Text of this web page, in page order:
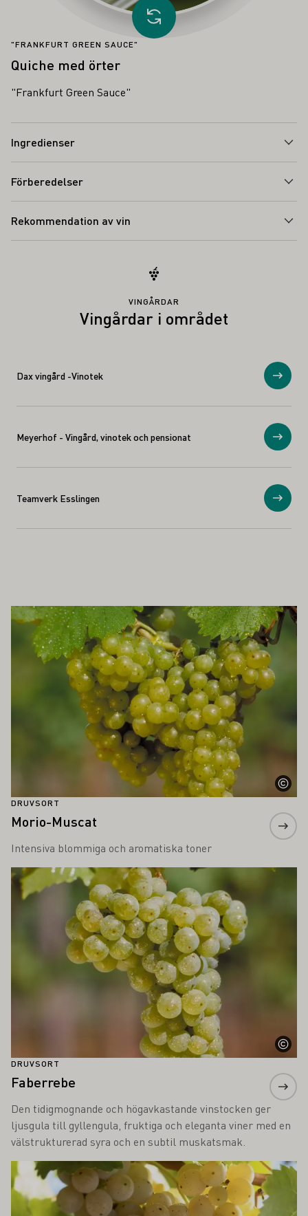
"FRANKFURT GREEN SAUCE"
Quiche med örter
"Frankfurt Green Sauce"
Ingredienser
Förberedelser
Rekommendation av vin
Ladda annat recept
VINGÅRDAR
Vingårdar i området
Dax vingård -Vinotek Visa
Meyerhof - Vingård, vinotek och pensionat Visa
Teamverk Esslingen Visa
INTRESSERA DIG
DRUVSORT
Morio-Muscat
Intensiva blommiga och aromatiska toner
Läs mer om detta
DRUVSORT
Faberrebe
Den tidigmognande och högavkastande vinstocken ger
ljusgula till gyllengula, fruktiga och eleganta viner med en
välstrukturerad syra och en subtil muskatsmak.
Läs mer om detta
Läs mer om detta